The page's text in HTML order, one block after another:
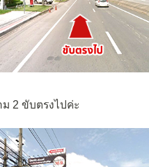
2 ขับตรงไปค่ะ